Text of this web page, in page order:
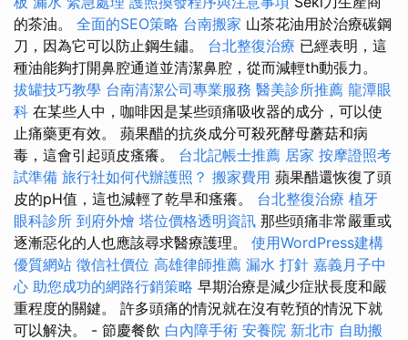
的茶油。 全面的SEO策略 台南搬家 山茶花油用於治療碳鋼
刀，因為它可以防止鋼生鏽。 台北整復治療 已經表明，這
種油能夠打開鼻腔通道並清潔鼻腔，從而減輕th動張力。
拔罐技巧教學 台南清潔公司專業服務 醫美診所推薦 龍潭眼
科 在某些人中，咖啡因是某些頭痛吸收器的成分，可以使
止痛藥更有效。 蘋果醋的抗炎成分可殺死酵母蘑菇和病
毒，這會引起頭皮瘙癢。 台北記帳士推薦 居家 按摩證照考
試準備 旅行社如何代辦護照？ 搬家費用 蘋果醋還恢復了頭
皮的pH值，這也減輕了乾旱和瘙癢。 台北整復治療 植牙
眼科診所 到府外燴 塔位價格透明資訊 那些頭痛非常嚴重或
逐漸惡化的人也應該尋求醫療護理。 使用WordPress建構
優質網站 徵信社價位 高雄律師推薦 漏水 打針 嘉義月子中
心 助您成功的網路行銷策略 早期治療是減少症狀長度和嚴
重程度的關鍵。 許多頭痛的情況就在沒有乾預的情況下就
可以解決。 - 節慶餐飲 白內障手術 安養院 新北市 自助搬